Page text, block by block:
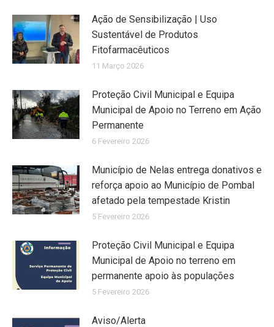
Ação de Sensibilização | Uso
Sustentável de Produtos
Fitofarmacêuticos
11 Março 2026
Proteção Civil Municipal e Equipa
Municipal de Apoio no Terreno em Ação
Permanente
6 Fevereiro 2026
Município de Nelas entrega donativos e
reforça apoio ao Município de Pombal
afetado pela tempestade Kristin
5 Fevereiro 2026
Proteção Civil Municipal e Equipa
Municipal de Apoio no terreno em
permanente apoio às populações
5 Fevereiro 2026
Aviso/Alerta